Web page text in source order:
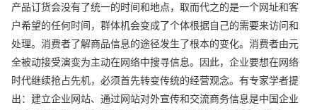
产品订货会没有了统一的时间和地点，取而代之的是一个网址和客
户希望的任何时间，群体机会变成了个体根据自己的需要来访问和
处理。消费者了解商品信息的途径发生了根本的变化。消费者由元
全被动接受演变为主动在网络中搜寻信息。因此，企业要想在网络
时代继续抢占先机，必须首先转变传统的经营观念。有专家学者提
出：建立企业网站、通过网站对外宣传和交流商务信息是中国企业